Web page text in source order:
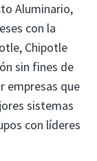
Aluminario,
con la
Chipotle
sin fines de
empresas que
sistemas
con líderes